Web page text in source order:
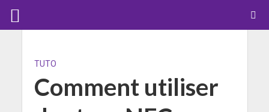
TUTO
Comment utiliser